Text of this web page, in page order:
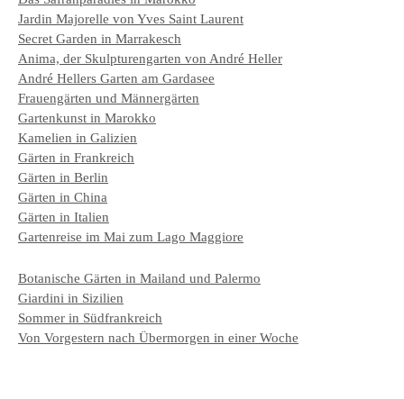
Jardin Majorelle von Yves Saint Laurent
Secret Garden in Marrakesch
Anima, der Skulpturengarten von André Heller
André Hellers Garten am Gardasee
Frauengärten und Männergärten
Gartenkunst in Marokko
Kamelien in Galizien
Gärten in Frankreich
Gärten in Berlin
Gärten in China
Gärten in Italien
Gartenreise im Mai zum Lago Maggiore
Botanische Gärten in Mailand und Palermo
Giardini in Sizilien
Sommer in Südfrankreich
Von Vorgestern nach Übermorgen in einer Woche